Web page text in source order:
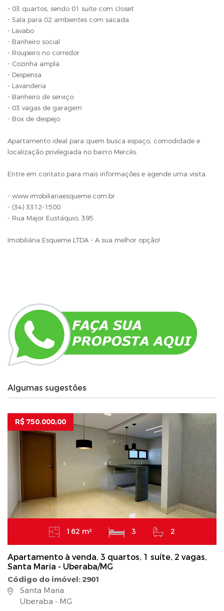
- 03 quartos, sendo 01 suíte com closet
- Sala para 02 ambientes com sacada
- Lavabo
- Banheiro social
- Roupeiro no corredor
- Cozinha ampla
- Despensa
- Lavanderia
- Banheiro de serviço
- 03 vagas de garagem
- Box de despejo
Apartamento ideal para quem busca espaço, comodidade e
localização privilegiada no bairro Mercês.
Entre em contato para mais informações e agende uma visita.
- www.imobiliariaesqueme.com.br
- (34) 3312-1500
- Rua Major Eustáquio, 395
Imobiliária Esqueme LTDA - A sua melhor opção!
Algumas sugestões
R$ 750.000,00
162 m² 3 2
Apartamento à venda, 3 quartos, 1 suíte, 2 vagas,
Santa Maria - Uberaba/MG
Código do imóvel: 2901
Santa Maria
Uberaba - MG